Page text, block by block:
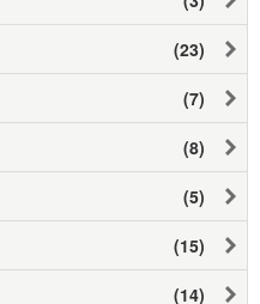
(23)
(7)
(8)
(5)
(15)
(14)